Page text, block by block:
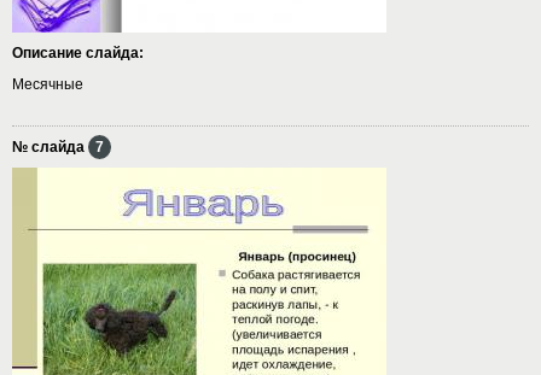
Описание слайда:
Месячные
№ слайда 7